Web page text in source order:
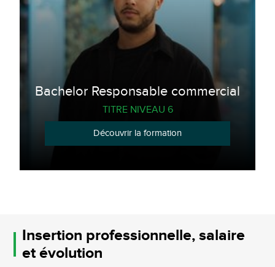
Bachelor Responsable commercial
TITRE NIVEAU 6
Découvrir la formation
Insertion professionnelle, salaire
et évolution